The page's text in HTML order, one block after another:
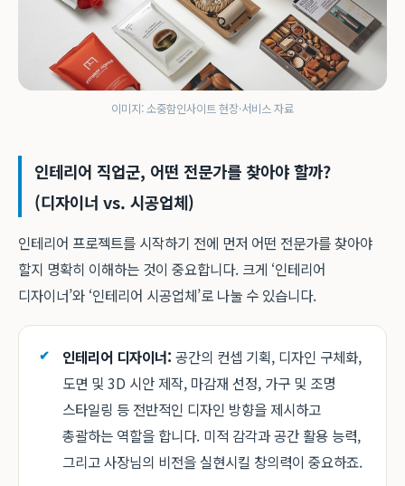
이미지: 소중함인사이트 현장·서비스 자료
인테리어 직업군, 어떤 전문가를 찾아야 할까?
(디자이너 vs. 시공업체)
인테리어 프로젝트를 시작하기 전에 먼저 어떤 전문가를 찾아야
할지 명확히 이해하는 것이 중요합니다. 크게 ‘인테리어
디자이너’와 ‘인테리어 시공업체’로 나눌 수 있습니다.
인테리어 디자이너: 공간의 컨셉 기획, 디자인 구체화,
도면 및 3D 시안 제작, 마감재 선정, 가구 및 조명
스타일링 등 전반적인 디자인 방향을 제시하고
총괄하는 역할을 합니다. 미적 감각과 공간 활용 능력,
그리고 사장님의 비전을 실현시킬 창의력이 중요하죠.